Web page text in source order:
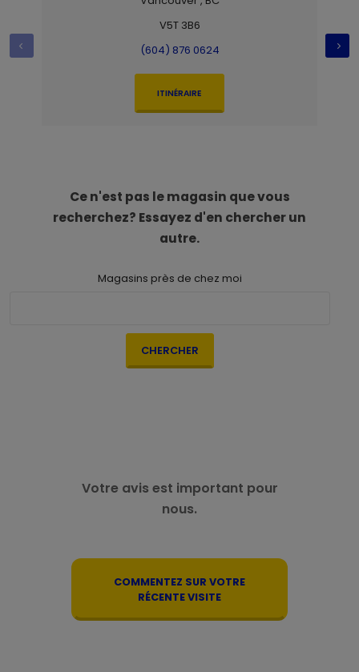
V5T 3B6
(604) 876 0624
ITINÉRAIRE
Ce n'est pas le magasin que vous
recherchez? Essayez d'en chercher un
autre.
Magasins près de chez moi
CHERCHER
Votre avis est important pour
nous.
COMMENTEZ SUR VOTRE
RÉCENTE VISITE